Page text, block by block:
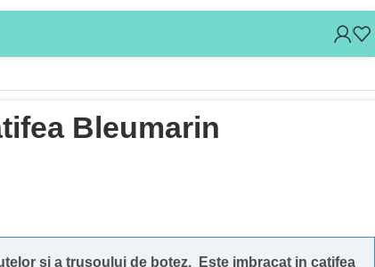
Bleumarin
si a trusoului de botez.
Este imbracat in catifea